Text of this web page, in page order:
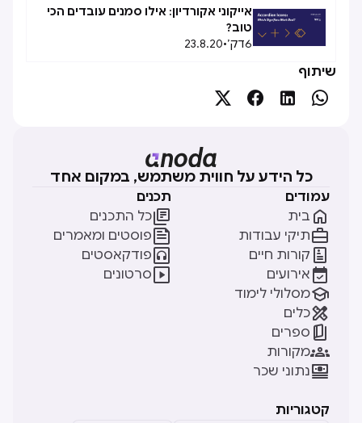
אייקוני אקורדיון: אילו סמנים עובדים הכי
טוב?
6דק׳•
23.8.20
שיתוף




כל הידע על חווית משתמש, במקום אחד
עמודים
בית 
תיקי עבודות
קורות חיים 
אירועים 
מסלולי לימוד
כלים
ספרים 
מקורות
נתוני שכר
תכנים
כל התכנים
פוסטים ומאמרים
פודקאסטים
סרטונים
קטגוריות